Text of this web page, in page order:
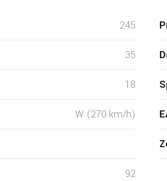
245
35
18
W (270 km/h)
92